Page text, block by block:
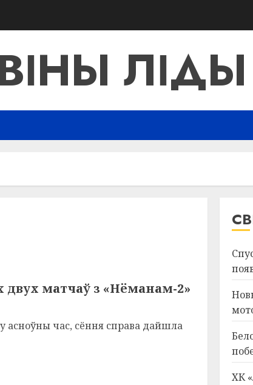
ЛІДЫ
матчаў з «Нёманам-2»
асноўны час, сёння справа дайшла
ХК